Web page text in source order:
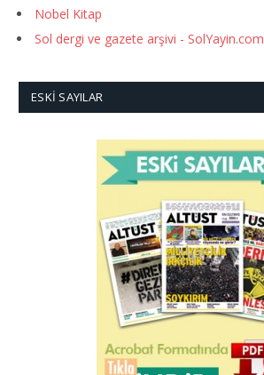
Nobel Kitap
Sol dergi ve gazete arşivi - SolYayin.com
ESKI SAYILAR